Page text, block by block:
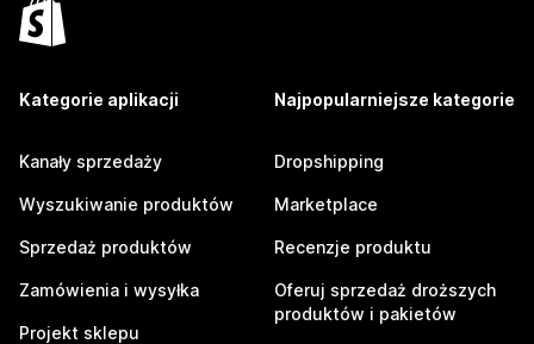
Kategorie aplikacji
Kanały sprzedaży
Wyszukiwanie produktów
Sprzedaż produktów
Zamówienia i wysyłka
Projekt sklepu
Najpopularniejsze kategorie
Dropshipping
Marketplace
Recenzje produktu
Oferuj sprzedaż droższych
produktów i pakietów